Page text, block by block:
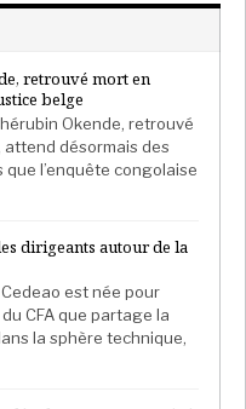
retrouvé mort en
belge
Okende, retrouvé
attend désormais des
l’enquête congolaise
dirigeants autour de la
est née pour
CFA que partage la
la sphère technique,